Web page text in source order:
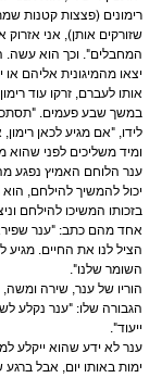
רימונים (פצצות קטנות
שזורקים אותן), אני
המחבלים". וכך הוא עשה.
יצאו מהמיגונית אליהם או
אותו לעברם, זרקו עוד
במשך שבע פעמים.
לידו, "אם מגיע לכאן
ומיד משליכים לפני שהוא
ענר הלוחם האמיץ נפגע
בזכותו המשיכו להילחם
אחד מהם כתב: "ענר
הציל לנו את החיים.
השומר שלנו".
הוריו של ענר, שירה
הגבורה שלו: "ענר נקלע
ייעוד".
ענר לא ידע שהוא ייקלע
ימות באותו יום, אבל